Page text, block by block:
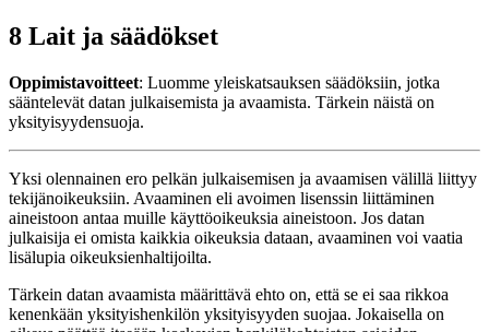
8 Lait ja säädökset
Oppimistavoitteet: Luomme yleiskatsauksen säädöksiin, jotka
sääntelevät datan julkaisemista ja avaamista. Tärkein näistä on
yksityisyydensuoja.
Yksi olennainen ero pelkän julkaisemisen ja avaamisen välillä liittyy
tekijänoikeuksiin. Avaaminen eli avoimen lisenssin liittäminen
aineistoon antaa muille käyttöoikeuksia aineistoon. Jos datan
julkaisija ei omista kaikkia oikeuksia dataan, avaaminen voi vaatia
lisälupia oikeuksienhaltijoilta.
Tärkein datan avaamista määrittävä ehto on, että se ei saa rikkoa
kenenkään yksityishenkilön yksityisyyden suojaa. Jokaisella on